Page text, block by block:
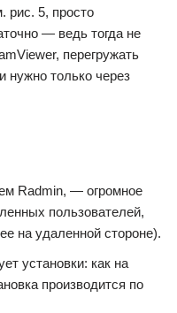
рис. 5, просто
— ведь тогда не
перегружать
нужно только через
Radmin, — огромное
пользователей,
на удаленной стороне).
установки: как на
производится по